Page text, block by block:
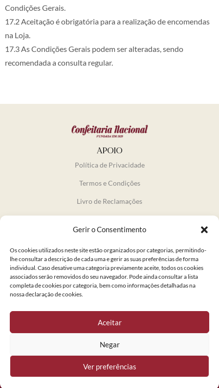
Gerir o Consentimento
Os cookies utilizados neste site estão organizados por categorias, permitindo-
lhe consultar a descrição de cada uma e gerir as suas preferências de forma
individual. Caso desative uma categoria previamente aceite, todos os cookies
associados serão removidos do seu navegador. Pode ainda consultar a lista
completa de cookies por categoria, bem como informações detalhadas na
nossa declaração de cookies.
Aceitar
Negar
Ver preferências
Condições Gerais.
17.2 Aceitação é obrigatória para a realização de encomendas
na Loja.
17.3 As Condições Gerais podem ser alteradas, sendo
recomendada a consulta regular.
APOIO
Política de Privacidade
Termos e Condições
Livro de Reclamações
INFORMAÇÃO
A História
Ementas
NEWSLETTER
© 2024 Confeitaria Nacional. Todos os direitos reservados.